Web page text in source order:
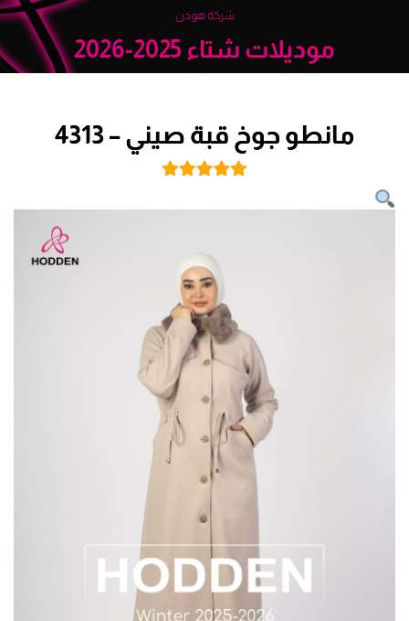
شركة هودن
موديلات شتاء 2025-2026
مانطو جوخ قبة صيني – 4313